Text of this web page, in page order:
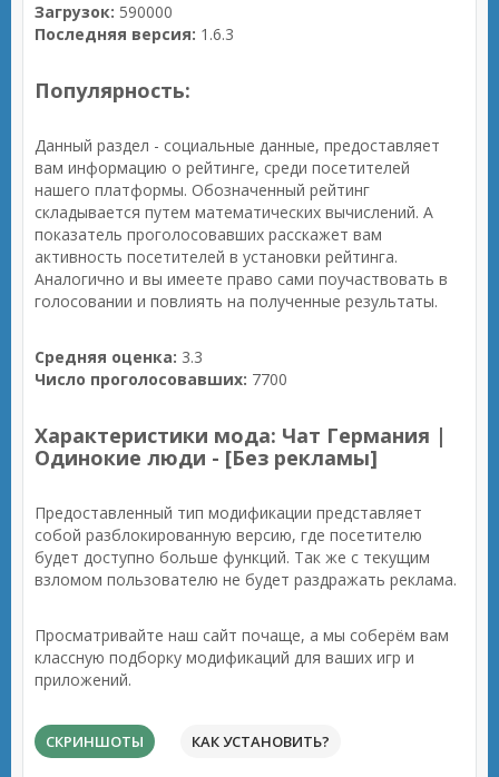
Загрузок: 590000
Последняя версия: 1.6.3
Популярность:
Данный раздел - социальные данные, предоставляет
вам информацию о рейтинге, среди посетителей
нашего платформы. Обозначенный рейтинг
складывается путем математических вычислений. А
показатель проголосовавших расскажет вам
активность посетителей в установки рейтинга.
Аналогично и вы имеете право сами поучаствовать в
голосовании и повлиять на полученные результаты.
Средняя оценка: 3.3
Число проголосовавших: 7700
Характеристики мода: Чат Германия |
Одинокие люди - [Без рекламы]
Предоставленный тип модификации представляет
собой разблокированную версию, где посетителю
будет доступно больше функций. Так же с текущим
взломом пользователю не будет раздражать реклама.
Просматривайте наш сайт почаще, а мы соберём вам
классную подборку модификаций для ваших игр и
приложений.
СКРИНШОТЫ КАК УСТАНОВИТЬ?